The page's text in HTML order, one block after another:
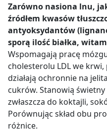
Zarówno nasiona lnu,
źródłem kwasów
antyoksydantów
sporą ilość białka,
Wspomagają pracę
cholesterolu LDL we
działają ochronnie na
cukrów. Stanowią
zwłaszcza do koktajli,
Porównując skład obu
różnice.